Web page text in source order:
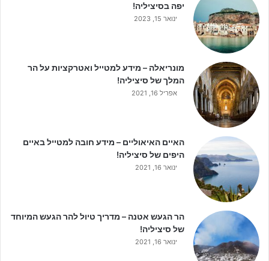
יפה בסיציליה!
ינואר 15, 2023
מונריאלה – מידע למטייל ואטרקציות על הר
המלך של סיציליה!
אפריל 16, 2021
האיים האיאוליים – מידע חובה למטייל באיים
היפים של סיציליה!
ינואר 16, 2021
הר הגעש אטנה – מדריך טיול להר הגעש המיוחד
של סיציליה!
ינואר 16, 2021